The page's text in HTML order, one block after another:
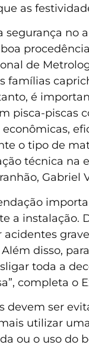
as
segurança no
de
famílias
é
pisca-piscas
o tipo de
técnica na
Gabriel
a instalação.
acidentes
disso,
toda a
completa o
devem ser
utilizar
ou o uso do